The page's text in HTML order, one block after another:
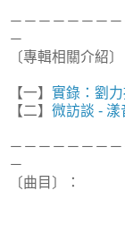
－－－－－－－
－
〔專輯相關介紹〕
【一】 實錄：劉
【二】 微訪談 - 漾
－－－－－－－
－
〔曲目〕：